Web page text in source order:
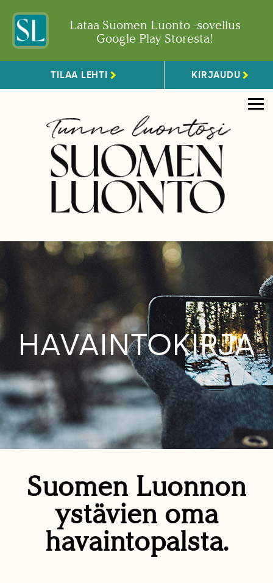
Lataa Suomen Luonto -sovellus
Google Play Storesta!
TILAA LEHTI KIRJAUDU
HAVAINTOKIRJA
Suomen Luonnon
ystävien oma
havaintopalsta.